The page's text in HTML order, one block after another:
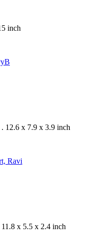
inch
. 12.6 x 7.9 x 3.9 inch
11.8 x 5.5 x 2.4 inch